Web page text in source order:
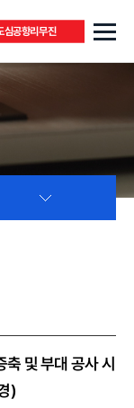
심공항리무진
및 부대 공사 시
)